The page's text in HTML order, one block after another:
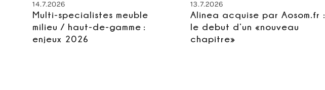
14.7.2026
Multi-specialistes meuble
milieu / haut-de-gamme :
enjeux 2026
13.7.2026
Alinea acquise par Aosom.fr :
le debut d’un «nouveau
chapitre»